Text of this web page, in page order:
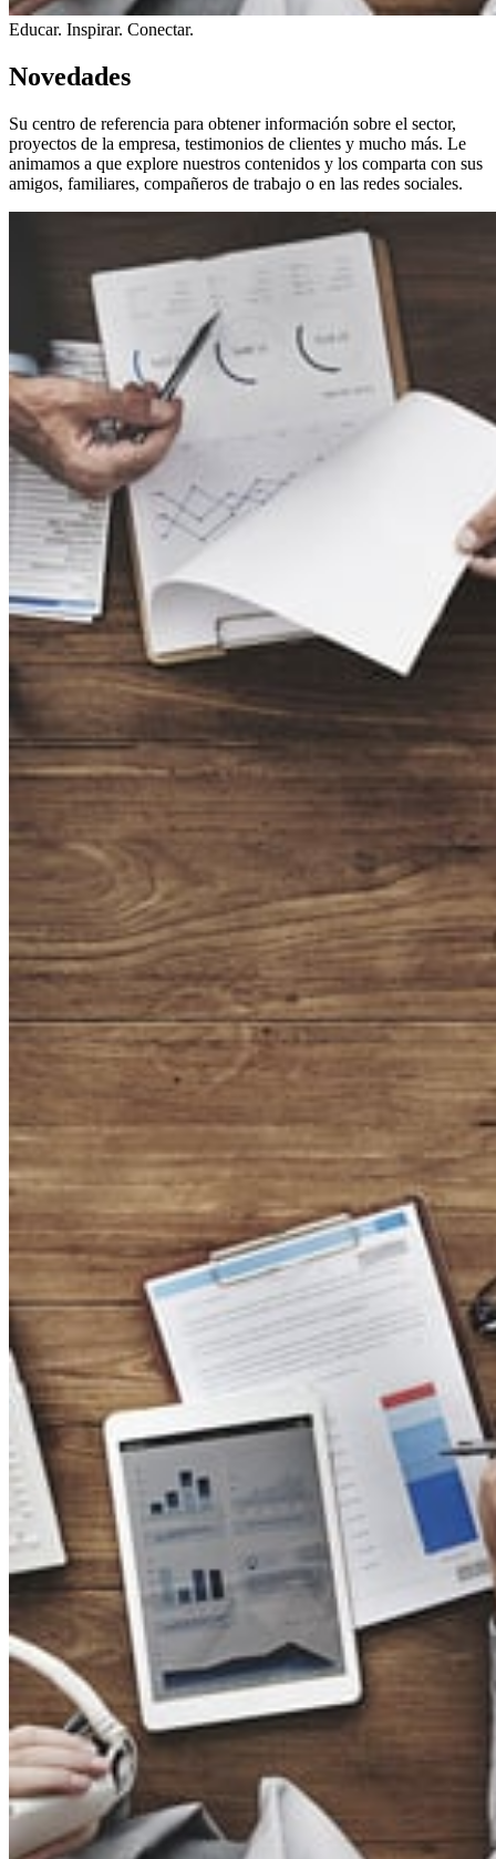
Educar. Inspirar. Conectar.
Novedades
Su centro de referencia para obtener información sobre el sector,
proyectos de la empresa, testimonios de clientes y mucho más. Le
animamos a que explore nuestros contenidos y los comparta con sus
amigos, familiares, compañeros de trabajo o en las redes sociales.